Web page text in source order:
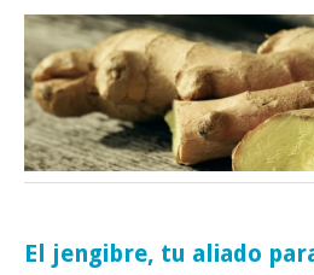
El jengibre, tu aliado